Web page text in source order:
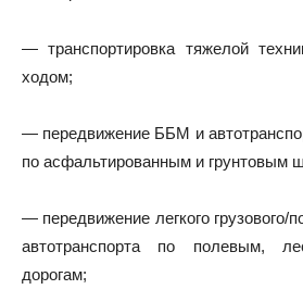
— транспортировка тяжелой
ходом;
— передвижение ББМ и
по асфальтированным и грунтовым
— передвижение легкого грузового/
автотранспорта по полевым,
дорогам;